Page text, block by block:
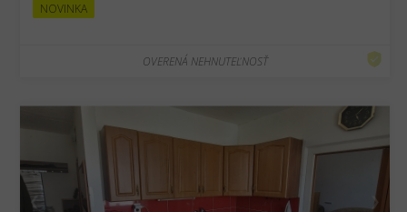
NOVINKA
OVERENÁ NEHNUTEĽNOSŤ
❮ ❯